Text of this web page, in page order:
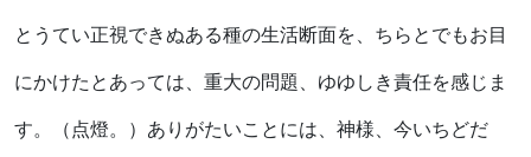
とうてい正視できぬある種の生活断面を、ちらとでもお目
にかけたとあっては、重大の問題、ゆゆしき責任を感じま
す。（点燈。）ありがたいことには、神様、今いちどだ